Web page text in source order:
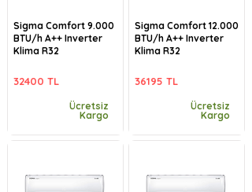
Sigma Comfort 9.000
BTU/h A++ Inverter
Klima R32
32400 TL
Ücretsiz
Kargo
Sigma Comfort 12.000
BTU/h A++ Inverter
Klima R32
36195 TL
Ücretsiz
Kargo